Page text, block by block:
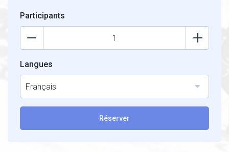
Participants
Langues
Français
Réserver